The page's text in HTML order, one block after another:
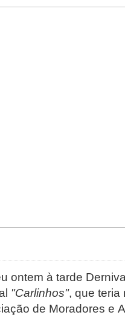
ontem à tarde
"Carlinhos", que teria
de Moradores e